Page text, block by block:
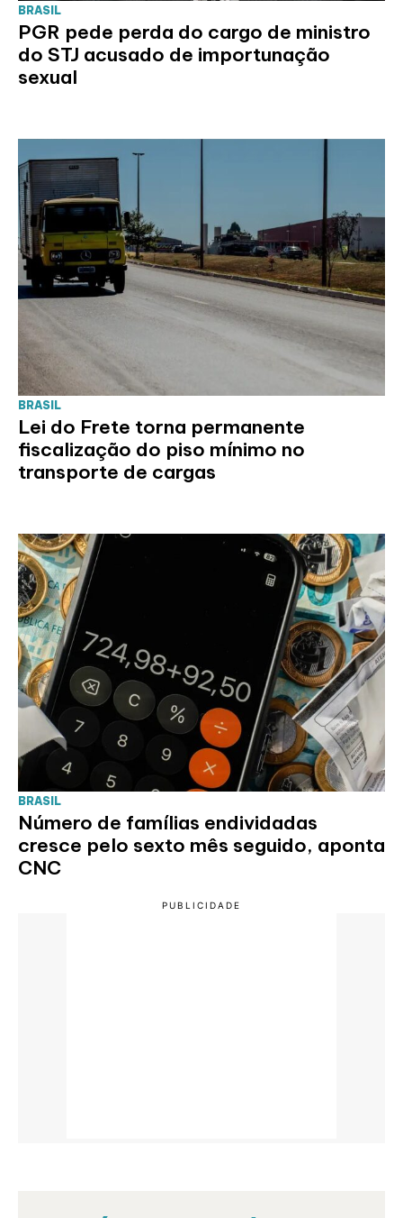
BRASIL
PGR pede perda do cargo de ministro
do STJ acusado de importunação
sexual
BRASIL
Lei do Frete torna permanente
fiscalização do piso mínimo no
transporte de cargas
BRASIL
Número de famílias endividadas
cresce pelo sexto mês seguido, aponta
CNC